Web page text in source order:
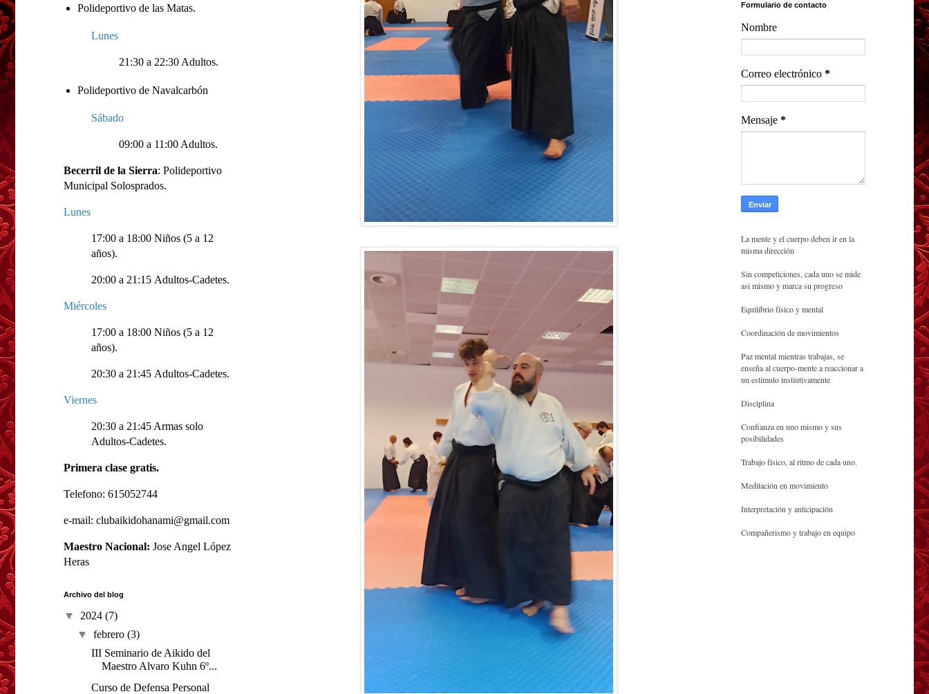
Polideportivo de las Matas.
Lunes
21:30 a 22:30 Adultos.
Polideportivo de Navalcarbón
Sábado
09:00 a 11:00 Adultos.
Becerril de la Sierra: Polideportivo
Municipal Solosprados.
Lunes
17:00 a 18:00 Niños (5 a 12
años).
20:00 a 21:15 Adultos-Cadetes.
Miércoles
17:00 a 18:00 Niños (5 a 12
años).
20:30 a 21:45 Adultos-Cadetes.
Viernes
20:30 a 21:45 Armas solo
Adultos-Cadetes.
Primera clase gratis.
Telefono: 615052744
e-mail: clubaikidohanami@gmail.com
Maestro Nacional: Jose Angel López
Heras
Archivo del blog
▼ 2024 (7)
▼febrero(3)
III Seminario de Aikido del
Maestro Alvaro Kuhn 6º...
Curso de Defensa Personal
Formulario de contacto
Nombre
Correo electrónico *
Mensaje *
La mente y el cuerpo deben ir en la
misma dirección
Sin competiciones, cada uno se mide
asi mismo y marca su progreso
Equilibrio físico y mental
Coordinación de movimientos
Paz mental mientras trabajas, se
enseña al cuerpo-mente a reaccionar a
un estimulo instintivamente
Disciplina
Confianza en uno mismo y sus
posibilidades
Trabajo físico, al ritmo de cada uno.
Meditación en movimiento
Interpretación y anticipación
Compañerismo y trabajo en equipo